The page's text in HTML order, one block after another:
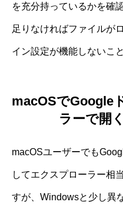
を充分持っているかを確
足りなければファイルが
イン設定が機能しないこ
macOSでGoogle
ラーで開
macOSユーザーでも
してエクスプローラー相
すが、Windowsと少し異